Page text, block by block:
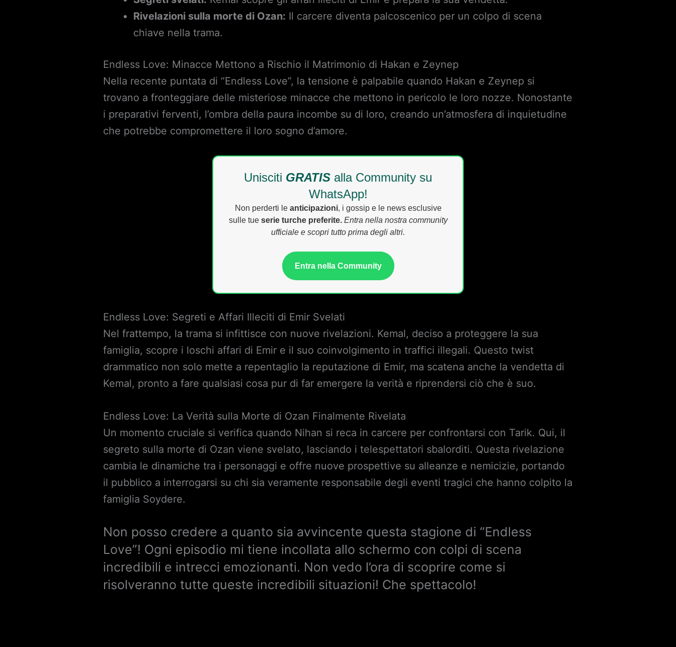
Rivelazioni sulla morte di Ozan: Il carcere diventa palcoscenico per un colpo di scena
chiave nella trama.
Endless Love: Minacce Mettono a Rischio il Matrimonio di Hakan e Zeynep
Nella recente puntata di “Endless Love”, la tensione è palpabile quando Hakan e Zeynep si
trovano a fronteggiare delle misteriose minacce che mettono in pericolo le loro nozze. Nonostante
i preparativi ferventi, l’ombra della paura incombe su di loro, creando un’atmosfera di inquietudine
che potrebbe compromettere il loro sogno d’amore.
Unisciti GRATIS alla Community su
WhatsApp!
Non perderti le anticipazioni, i gossip e le news esclusive
sulle tue serie turche preferite. Entra nella nostra community
ufficiale e scopri tutto prima degli altri.
Entra nella Community
Endless Love: Segreti e Affari Illeciti di Emir Svelati
Nel frattempo, la trama si infittisce con nuove rivelazioni. Kemal, deciso a proteggere la sua
famiglia, scopre i loschi affari di Emir e il suo coinvolgimento in traffici illegali. Questo twist
drammatico non solo mette a repentaglio la reputazione di Emir, ma scatena anche la vendetta di
Kemal, pronto a fare qualsiasi cosa pur di far emergere la verità e riprendersi ciò che è suo.
Endless Love: La Verità sulla Morte di Ozan Finalmente Rivelata
Un momento cruciale si verifica quando Nihan si reca in carcere per confrontarsi con Tarik. Qui, il
segreto sulla morte di Ozan viene svelato, lasciando i telespettatori sbalorditi. Questa rivelazione
cambia le dinamiche tra i personaggi e offre nuove prospettive su alleanze e nemicizie, portando
il pubblico a interrogarsi su chi sia veramente responsabile degli eventi tragici che hanno colpito la
famiglia Soydere.
Non posso credere a quanto sia avvincente questa stagione di “Endless
Love”! Ogni episodio mi tiene incollata allo schermo con colpi di scena
incredibili e intrecci emozionanti. Non vedo l’ora di scoprire come si
risolveranno tutte queste incredibili situazioni! Che spettacolo!